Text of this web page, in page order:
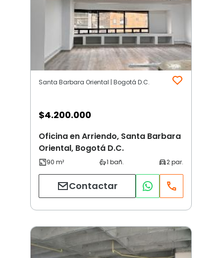
Santa Barbara Oriental | Bogotá D.C.
$4.200.000
Oficina en Arriendo, Santa Barbara
Oriental, Bogotá D.C.
Contactar